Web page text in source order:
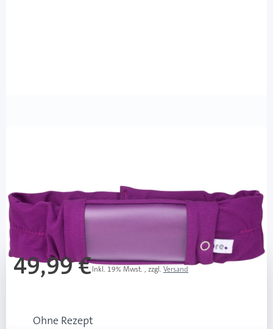
Lieferzeit 3-7 Werktage
Mehr über das Produkt
49,99 €Inkl. 19% Mwst. , zzgl. Versand
Ohne Rezept